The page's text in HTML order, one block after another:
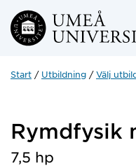
Hoppa direkt till
Start Utbildning Välj
Rymdfysik
7,5 hp